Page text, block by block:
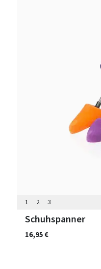
1 2 3
Schuhspanner
16,95 €